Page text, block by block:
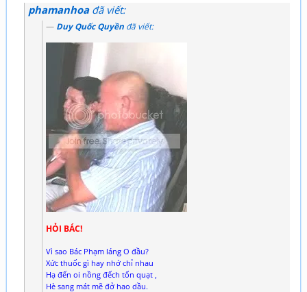
phamanhoađã viết:
Duy Quốc Quyền đã viết:
HỎI BÁC!
Vì sao Bác Phạm láng O đầu?
Xức thuốc gì hay nhớ chỉ nhau
Hạ đến oi nồng đếch tốn quạt ,
Hè sang mát mẽ đở hao dầu.